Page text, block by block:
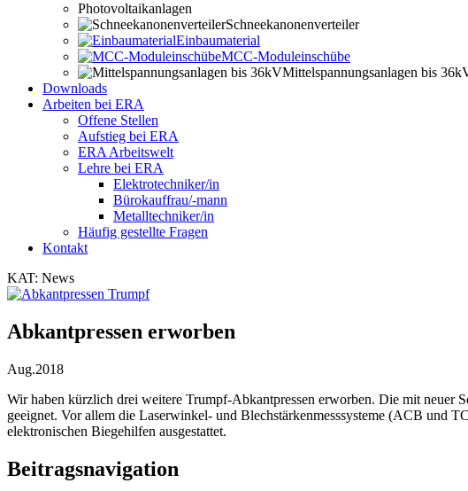
Photovoltaikanlagen
Schneekanonenverteiler
Einbaumaterial
MCC-Moduleinschübe
Mittelspannungsanlagen bis
Downloads
Arbeiten bei ERA
Offene Stellen
Aufstieg bei ERA
ERA Arbeitswelt
Lehre bei ERA
Elektrotechniker/in
Bürokauffrau/-mann
Metalltechniker/in
Häufig gestellte Fragen
Kontakt
KAT: News
Abkantpressen erworben
Aug.2018
Wir haben kürzlich drei weitere Trumpf-Abkantpressen erworben. Die mit neuer
geeignet. Vor allem die Laserwinkel- und Blechstärkenmesssysteme (ACB und
elektronischen Biegehilfen ausgestattet.
Beitragsnavigation